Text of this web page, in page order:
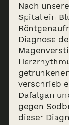
Nach
Spital ein
Diagnose
verschrieb
Dafalgan
gegen
dieser